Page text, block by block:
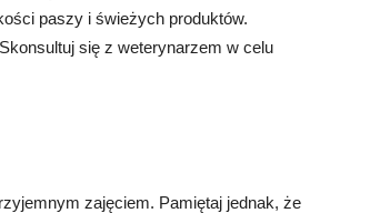
paszy i świeżych produktów.
się z weterynarzem w celu
zajęciem. Pamiętaj jednak, że